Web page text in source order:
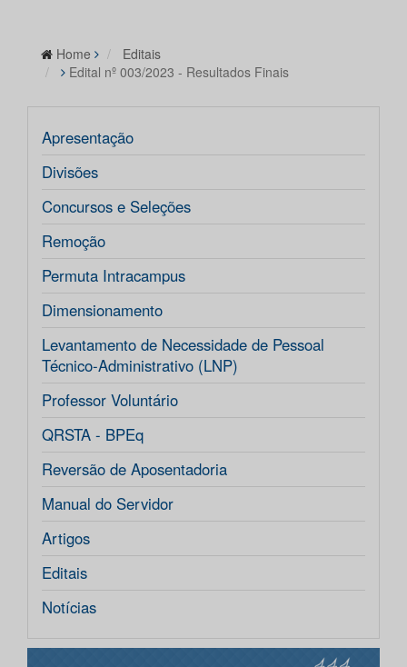
Home
Editais
Edital nº 003/2023 - Resultados Finais
Apresentação
Divisões
Concursos e Seleções
Remoção
Permuta Intracampus
Dimensionamento
Levantamento de Necessidade de Pessoal
Técnico-Administrativo (LNP)
Professor Voluntário
QRSTA - BPEq
Reversão de Aposentadoria
Manual do Servidor
Artigos
Editais
Notícias